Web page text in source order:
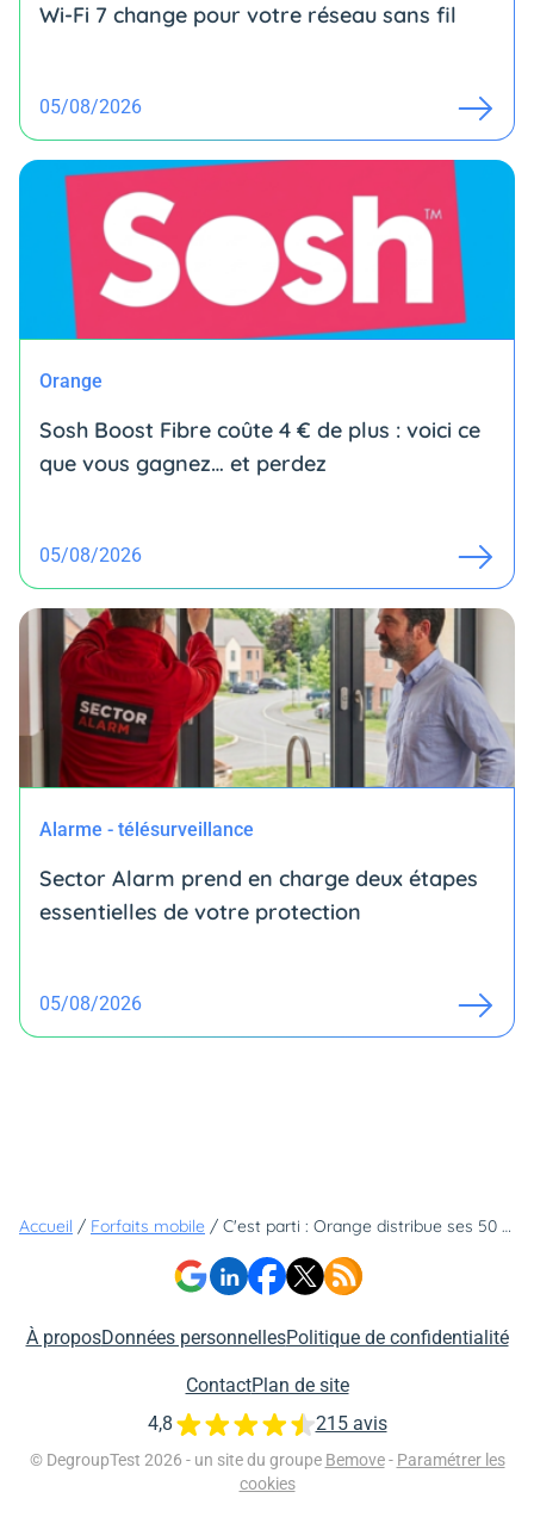
Wi-Fi 7 change pour votre réseau sans fil
05/08/2026
Orange
Sosh Boost Fibre coûte 4 € de plus : voici ce
que vous gagnez… et perdez
05/08/2026
Alarme - télésurveillance
Sector Alarm prend en charge deux étapes
essentielles de votre protection
05/08/2026
Accueil / Forfaits mobile / C'est parti : Orange distribue ses 50 000 forfaits 5G gratuits, mais il ne faudra pas traîner
À proposDonnées personnellesPolitique de confidentialité
ContactPlan de site
© DegroupTest 2026 - un site du groupe Bemove - Paramétrer les
cookies
4,8 215 avis